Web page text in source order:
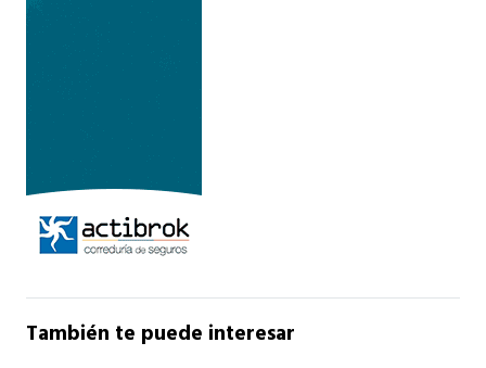
También te puede interesar